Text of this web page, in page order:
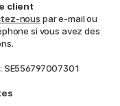
client
nous par e-mail ou
si vous avez des
SE556797007301